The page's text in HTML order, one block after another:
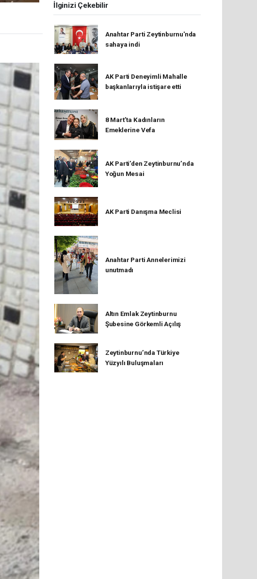
İlginizi Çekebilir
Anahtar Parti Zeytinburnu'nda
sahaya indi
AK Parti Deneyimli Mahalle
başkanlarıyla istişare etti
8 Mart’ta Kadınların
Emeklerine Vefa
AK Parti’den Zeytinburnu’nda
Yoğun Mesai
AK Parti Danışma Meclisi
Anahtar Parti Annelerimizi
unutmadı
Altın Emlak Zeytinburnu
Şubesine Görkemli Açılış
Zeytinburnu’nda Türkiye
Yüzyılı Buluşmaları